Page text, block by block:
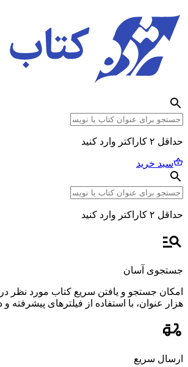
حداقل ۲ کاراکتر وارد کنید
سبد خرید
حداقل ۲ کاراکتر وارد کنید
جستجوی آسان
هزار عنوان، با استفاده از فیلترهای پیشرفته و
ارسال سریع